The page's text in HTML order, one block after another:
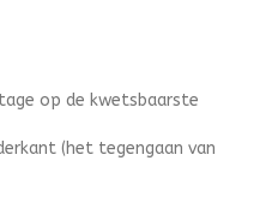
op de kwetsbaarste
(het tegengaan van